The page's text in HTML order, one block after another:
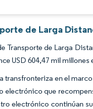
de Larga
Transporte de Larga
USD 604,47 mil
en el
que
electrónico continúan